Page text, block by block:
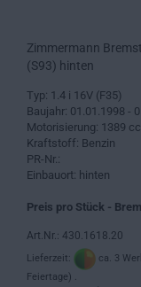
Zimmermann
(S93) hinten
Typ: 1.4 i 16V (F35)
Baujahr: 01.01.1998 -
Motorisierung: 1389
Kraftstoff: Benzin
PR-Nr.:
Einbauort: hinten
Preis pro Stück -
Art.Nr.: 430.1618.20
Lieferzeit:
ca. 3
Feiertage) .